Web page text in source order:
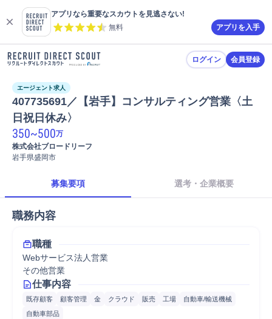
アプリなら重要なスカウトを見逃さない!
無料
アプリを入手
ログイン 会員登録
エージェント求人
407735691／【岩手】コンサルティング営業〈土
日祝日休み〉
350~500万
株式会社ブロードリーフ
岩手県盛岡市
募集要項 選考・企業概要
職務内容
職種
Webサービス法人営業
その他営業
仕事内容
既存顧客 顧客管理 金 クラウド 販売 工場
自動車/輸送機械
自動車部品